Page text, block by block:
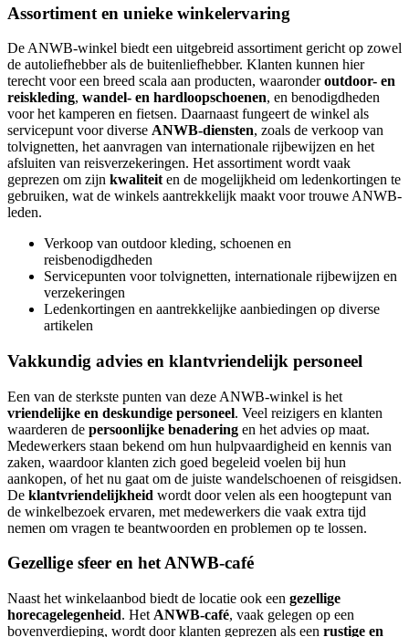
Assortiment en unieke winkelervaring
De ANWB-winkel biedt een uitgebreid assortiment gericht op zowel
de autoliefhebber als de buitenliefhebber. Klanten kunnen hier
terecht voor een breed scala aan producten, waaronderoutdoor- en
reiskleding, wandel- en hardloopschoenen, en benodigdheden
voor het kamperen en fietsen. Daarnaast fungeert de winkel als
servicepunt voor diverse ANWB-diensten, zoals de verkoop van
tolvignetten, het aanvragen van internationale rijbewijzen en het
afsluiten van reisverzekeringen. Het assortiment wordt vaak
geprezen om zijn kwaliteit en de mogelijkheid om ledenkortingen te
gebruiken, wat de winkels aantrekkelijk maakt voor trouwe ANWB-
leden.
Verkoop van outdoor kleding, schoenen en
reisbenodigdheden
Servicepunten voor tolvignetten, internationale rijbewijzen en
verzekeringen
Ledenkortingen en aantrekkelijke aanbiedingen op diverse
artikelen
Vakkundig advies en klantvriendelijk personeel
Een van de sterkste punten van deze ANWB-winkel is het
vriendelijke en deskundige personeel. Veel reizigers en klanten
waarderen de persoonlijke benadering en het advies op maat.
Medewerkers staan bekend om hun hulpvaardigheid en kennis van
zaken, waardoor klanten zich goed begeleid voelen bij hun
aankopen, of het nu gaat om de juiste wandelschoenen of reisgidsen.
De klantvriendelijkheid wordt door velen als een hoogtepunt van
de winkelbezoek ervaren, met medewerkers die vaak extra tijd
nemen om vragen te beantwoorden en problemen op te lossen.
Gezellige sfeer en het ANWB-café
Naast het winkelaanbod biedt de locatie ook een gezellige
horecagelegenheid. Het ANWB-café, vaak gelegen op een
bovenverdieping, wordt door klanten geprezen als een rustige en